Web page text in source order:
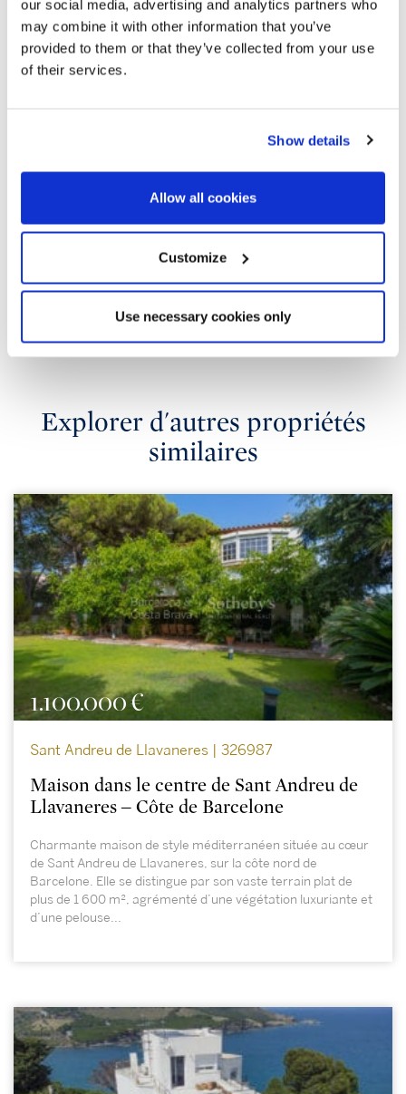
our social media, advertising and analytics partners who
may combine it with other information that you’ve
provided to them or that they’ve collected from your use
of their services.
Show details
Allow all cookies
Customize
Use necessary cookies only
Explorer d'autres propriétés
similaires
1.100.000 €
Sant Andreu de Llavaneres | 326987
Maison dans le centre de Sant Andreu de
Llavaneres – Côte de Barcelone
Charmante maison de style méditerranéen située au cœur
de Sant Andreu de Llavaneres, sur la côte nord de
Barcelone. Elle se distingue par son vaste terrain plat de
plus de 1 600 m², agrémenté d’une végétation luxuriante et
d’une pelouse...